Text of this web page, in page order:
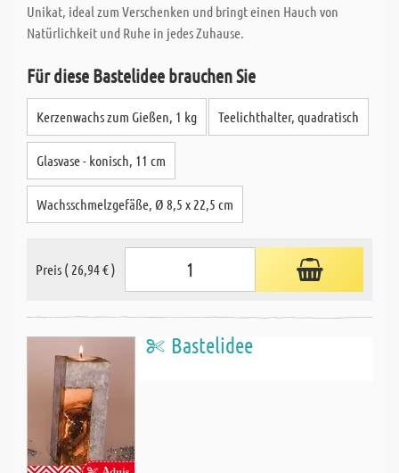
Unikat, ideal zum Verschenken und bringt einen Hauch von
Natürlichkeit und Ruhe in jedes Zuhause.
Für diese Bastelidee brauchen Sie
Kerzenwachs zum Gießen, 1 kg Teelichthalter, quadratisch
Glasvase - konisch, 11 cm
Wachsschmelzgefäße, Ø 8,5 x 22,5 cm
Preis ( 26,94 € )
Bastelidee